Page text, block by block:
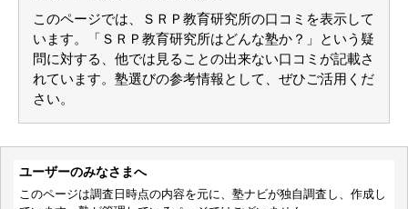
利用内容
通っていた学校 公立小学校
進学できた学校 公立中学校
通塾の目的
補習
目的の達成度
やや達成できた
成績/偏差値変化UP
成績/偏差値推移
塾の雰囲気
自由 平均 厳しい
本校の教室情報を見る
このページでは、ＳＲＰ教育研究所の口コミを表示して
います。「ＳＲＰ教育研究所はどんな塾か？」という疑
問に対する、他では見ることの出来ない口コミが記載さ
れています。塾選びの参考情報として、ぜひご活用くだ
さい。
ユーザーのみなさまへ
このページは調査日時点の内容を元に、塾ナビが独自調査し、作成し